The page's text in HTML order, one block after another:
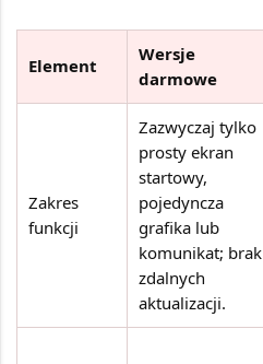
Element
Wersje
darmowe
Zakres
funkcji
Zazwyczaj tylko
prosty ekran
startowy,
pojedyncza
grafika lub
komunikat; brak
zdalnych
aktualizacji.